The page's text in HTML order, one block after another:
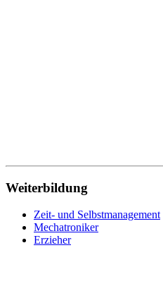
Weiterbildung
Zeit- und Selbstmanagement
Mechatroniker
Erzieher